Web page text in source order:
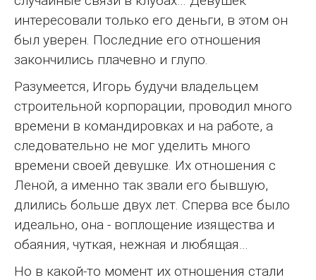
интересовали только его деньги, в этом он
был уверен. Последние его отношения
закончились плачевно и глупо.
Разумеется, Игорь будучи владельцем
строительной корпорации, проводил много
времени в командировках и на работе, а
следовательно не мог уделить много
времени своей девушке. Их отношения с
Леной, а именно так звали его бывшую,
длились больше двух лет. Сперва все было
идеально, она - воплощение изящества и
обаяния, чуткая, нежная и любящая…
Но в какой-то момент их отношения стали